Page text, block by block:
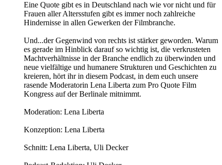
Eine Quote gibt es in Deutschland nach wie vor nicht und für
Frauen aller Altersstufen gibt es immer noch zahlreiche
Hindernisse in allen Gewerken der Filmbranche.
Und...der Gegenwind von rechts ist stärker geworden. Warum
es gerade im Hinblick darauf so wichtig ist, die verkrusteten
Machtverhältnisse in der Branche endlich zu überwinden und
neue vielfältige und humanere Strukturen und Geschichten zu
kreieren, hört ihr in diesem Podcast, in dem euch unsere
rasende Moderatorin Lena Liberta zum Pro Quote Film
Kongress auf der Berlinale mitnimmt.
Moderation: Lena Liberta
Konzeption: Lena Liberta
Schnitt: Lena Liberta, Uli Decker